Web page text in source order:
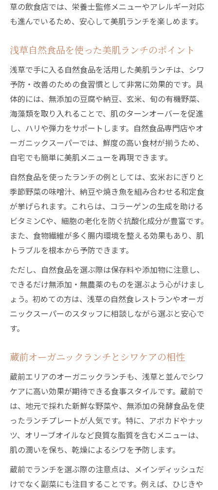
草の飲食店では、栄養士監修メニューやアレルギー対応
も進んでいるため、安心して美肌ランチを楽しめます。
浅草自然食品を使った美肌ランチのポイント
浅草で手に入る自然食品を活用した美肌ランチは、シワ
予防・改善のための食習慣として非常に効果的です。具
体的には、無添加の豆腐や納豆、玄米、旬の有機野菜、
海藻類を取り入れることで、肌のターンオーバーを促進
し、ハリや弾力をサポートします。自然食品専門店やオ
ーガニックスーパーでは、鮮度の高い食材が揃うため、
自宅でも簡単に美肌メニューを再現できます。
自然食品を使ったランチの例としては、玄米おにぎりと
季節野菜の味噌汁、納豆や焼き魚を組み合わせる和定食
が挙げられます。これらは、コラーゲンの生成を助ける
ビタミンCや、細胞の老化を防ぐ抗酸化成分が豊富です。
また、食物繊維が多く腸内環境を整える効果もあり、肌
トラブルを根本から予防できます。
ただし、自然食品を選ぶ際は保存料や添加物に注意し、
できるだけ無添加・無農薬のものを選ぶよう心がけまし
ょう。初めての方は、浅草の自然食レストランやオーガ
ニックスーパーのスタッフに相談しながら選ぶと安心で
す。
蔵前オーガニックランチとシワケアの相性
蔵前エリアのオーガニックランチも、浅草と並んでシワ
ケアに高い効果が期待できる食事スタイルです。蔵前で
は、地元で採れた新鮮な野菜や、無添加の発酵食品を使
ったランチプレートが人気です。特に、アボカドやナッ
ツ、オリーブオイルなど良質な脂質を含むメニューは、
肌の潤いを保ち、乾燥によるシワを予防します。
蔵前でランチを選ぶ際の注意点は、メインディッシュだ
けでなく副菜にも注目することです。例えば、ひじきや